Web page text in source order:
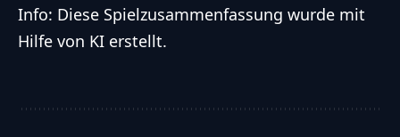
Info: Diese Spielzusammenfassung wurde mit
Hilfe von KI erstellt.